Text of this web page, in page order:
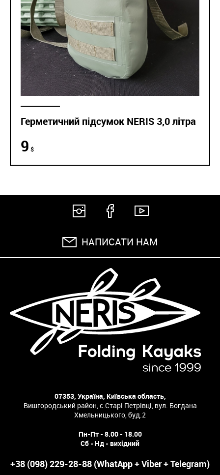
Герметичний підсумок NERIS 3,0 літра
9 $
НАПИСАТИ НАМ
07353, Україна, Київська область,
Вишгородський район, с.Старі Петрівці, вул. Богдана
Хмельницького, буд.2
Пн-Пт - 8.00 - 18.00
Сб - Нд - вихідний
+38 (098) 229-28-88 (WhatApp + Viber + Telegram)